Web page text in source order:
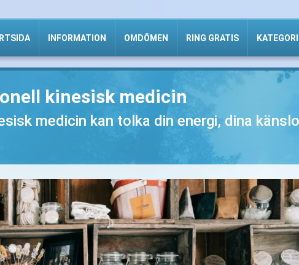
INFORMATION OMDÖMEN RING GRATIS
kinesisk medicin
medicin kan tolka din energi, dina